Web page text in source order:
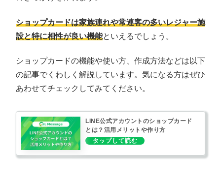
ショップカードは家族連れや常連客の多いレジャー施
設と特に相性が良い機能といえるでしょう。
ショップカードの機能や使い方、作成方法などは以下
の記事でくわしく解説しています。気になる方はぜひ
あわせてチェックしてみてください。
LINE公式アカウントのショップカード
とは？活用メリットや作り方